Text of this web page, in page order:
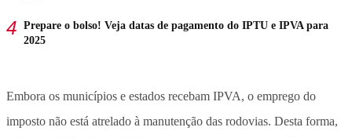
Prepare o bolso! Veja datas de pagamento do IPTU e IPVA para
2025
Embora os municípios e estados recebam IPVA, o emprego do
imposto não está atrelado à manutenção das rodovias. Desta forma,